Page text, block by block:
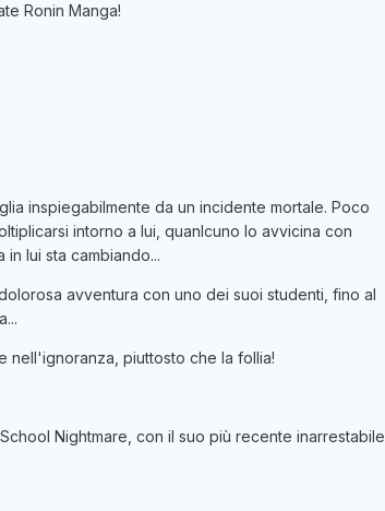
Ronin Manga!
inspiegabilmente da un incidente mortale. Poco
intorno a lui, quanlcuno lo avvicina con
lui sta cambiando...
avventura con uno dei suoi studenti, fino al
nell'ignoranza, piuttosto che la follia!
Nightmare, con il suo più recente inarrestabile